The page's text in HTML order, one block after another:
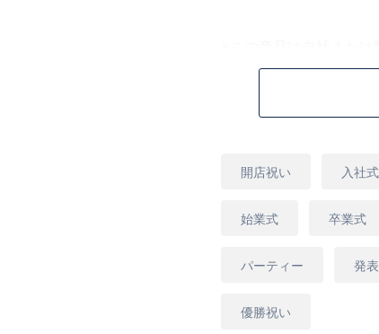
一つ一つが全て手作り
一致するわけではござ
[商品コード]D15PS
開店祝い 入社式
始業式 卒業式
パーティー 発
優勝祝い